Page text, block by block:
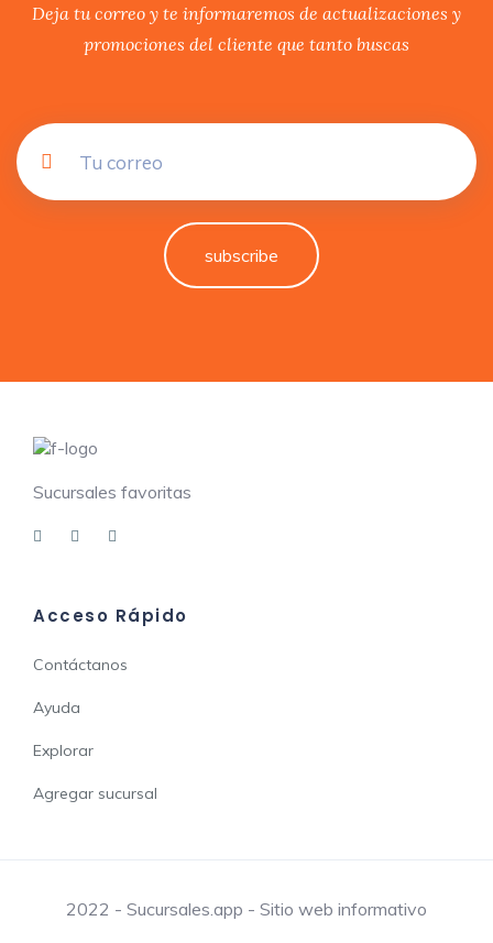
Deja tu correo y te informaremos de actualizaciones y
promociones del cliente que tanto buscas
subscribe
Sucursales favoritas
Acceso Rápido
Contáctanos
Ayuda
Explorar
Agregar sucursal
2022 - Sucursales.app - Sitio web informativo